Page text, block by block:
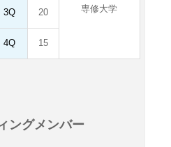
専修大学
3Q 20
4Q 15
ングメンバー